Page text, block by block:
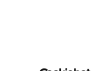
Gynėjų g. 14,